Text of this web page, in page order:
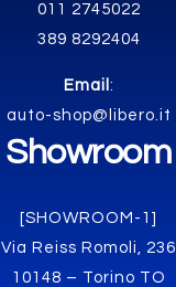
011 2745022
389 8292404
Email :
auto-shop@libero.it
Showroom
[SHOWROOM-1]
Via Reiss Romoli, 236
10148 – Torino TO